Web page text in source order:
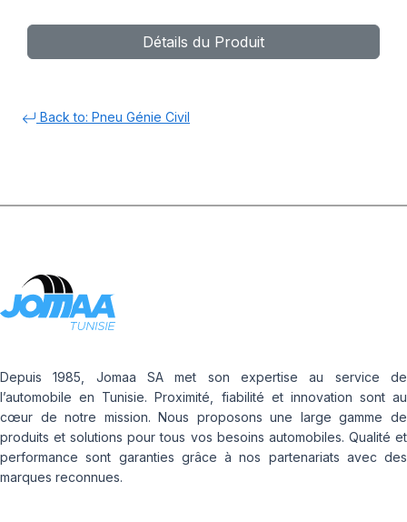
Détails du Produit
Back to: Pneu Génie Civil
Depuis 1985, Jomaa SA met son expertise au service de
l’automobile en Tunisie. Proximité, fiabilité et innovation sont au
cœur de notre mission. Nous proposons une large gamme de
produits et solutions pour tous vos besoins automobiles. Qualité et
performance sont garanties grâce à nos partenariats avec des
marques reconnues.